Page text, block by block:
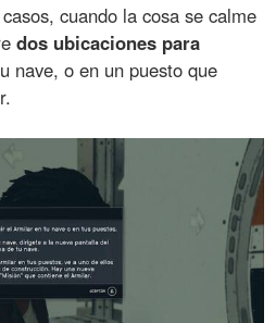
cuando la cosa se calme
dos ubicaciones para
nave, o en un puesto que